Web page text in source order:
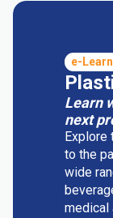
e-
Learn
next
Explore
to the
wide
medical